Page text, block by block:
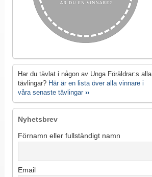
Har du tävlat i någon av Unga Föräldrar:s alla
tävlingar? Här är en lista över alla vinnare i
våra senaste tävlingar ››
Nyhetsbrev
Förnamn eller fullständigt namn
Email